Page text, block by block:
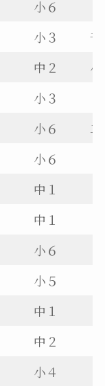
小６
小３
中２
小３
小６
小６
中１
中１
小６
小５
中１
中２
小４